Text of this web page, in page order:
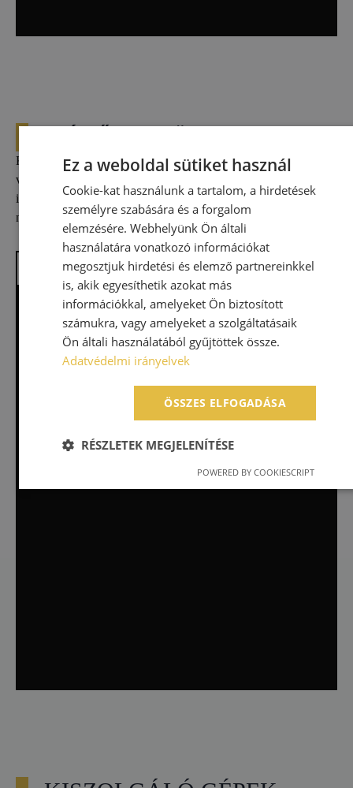
Koordináta- és optikai mérőgépekkel biztosítjuk, hogy a
végeredmény felülmúlja az elképzeléseidet. Mérőeszközeink az
iparágban elérhető legmagasabb szintű minőségellenőrzést
nyújtják.
Mahr MarShaft Scope 350 – Optikai
tengelymérő
Nagy pontosságú optikai rendszer, amely mikrométeres
eltéréseket is érzékel tengelyek és forgástestek
Ez a weboldal sütiket használ
Cookie-kat használunk a tartalom, a hirdetések
személyre szabására és a forgalom
elemzésére. Webhelyünk Ön általi
használatára vonatkozó információkat
megosztjuk hirdetési és elemző partnereinkkel
is, akik egyesíthetik azokat más
információkkal, amelyeket Ön biztosított
számukra, vagy amelyeket a szolgáltatásaik
Ön általi használatából gyűjtöttek össze.
Adatvédelmi irányelvek
ÖSSZES ELFOGADÁSA
RÉSZLETEK MEGJELENÍTÉSE
POWERED BY COOKIESCRIPT